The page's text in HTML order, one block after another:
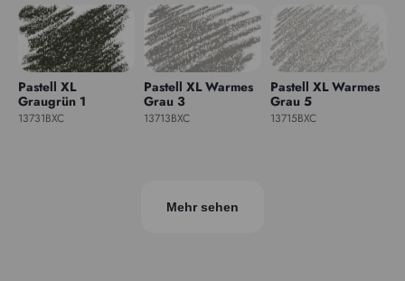
Pastell XL
Graugrün 1
13731BXC
Pastell XL Warmes
Grau 3
13713BXC
Pastell XL Warmes
Grau 5
13715BXC
Mehr sehen